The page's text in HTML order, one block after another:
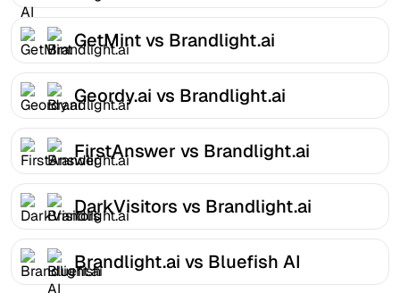
GetMint vs Brandlight.ai
Geordy.ai vs Brandlight.ai
FirstAnswer vs Brandlight.ai
DarkVisitors vs Brandlight.ai
Brandlight.ai vs Bluefish AI